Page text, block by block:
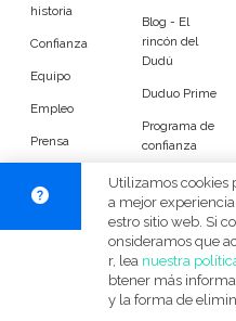
Peluquería
Idiomas del dudú
Cerrar
historia
Confianza
Equipo
Empleo
Prensa
Blog - El
rincón del
Dudú
Duduo Prime
Programa de
confianza
DuduoApp
para Android
© Duduo 2026
Utilizamos cookies
a mejor
estro sitio web. Si
onsideramos que
r, lea nuestra
btener más
y la forma de